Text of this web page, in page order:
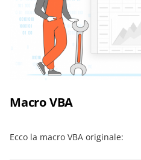
Macro VBA
Ecco la macro VBA originale: